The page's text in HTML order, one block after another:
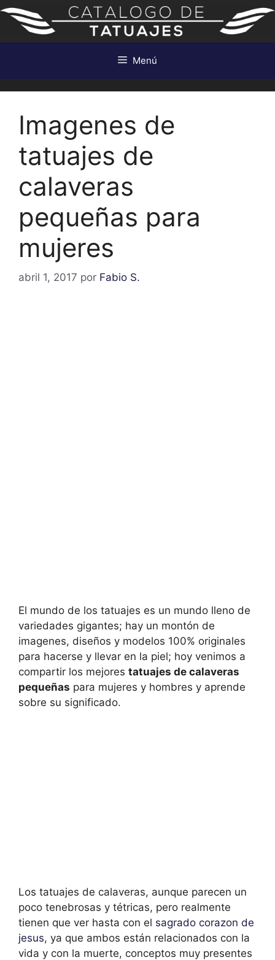
Saltar
contenido
Menú
Imagenes de
tatuajes de
calaveras
pequeñas para
mujeres
abril 1, 2017 por Fabio S.
El mundo de los tatuajes es un mundo lleno de
variedades gigantes; hay un montón de
imagenes, diseños y modelos 100% originales
para hacerse y llevar en la piel; hoy venimos a
compartir los mejores tatuajes de calaveras
pequeñas para mujeres y hombres y aprende
sobre su significado.
Los tatuajes de calaveras, aunque parecen un
poco tenebrosas y tétricas, pero realmente
tienen que ver hasta con el sagrado corazon de
jesus, ya que ambos están relacionados con la
vida y con la muerte, conceptos muy presentes